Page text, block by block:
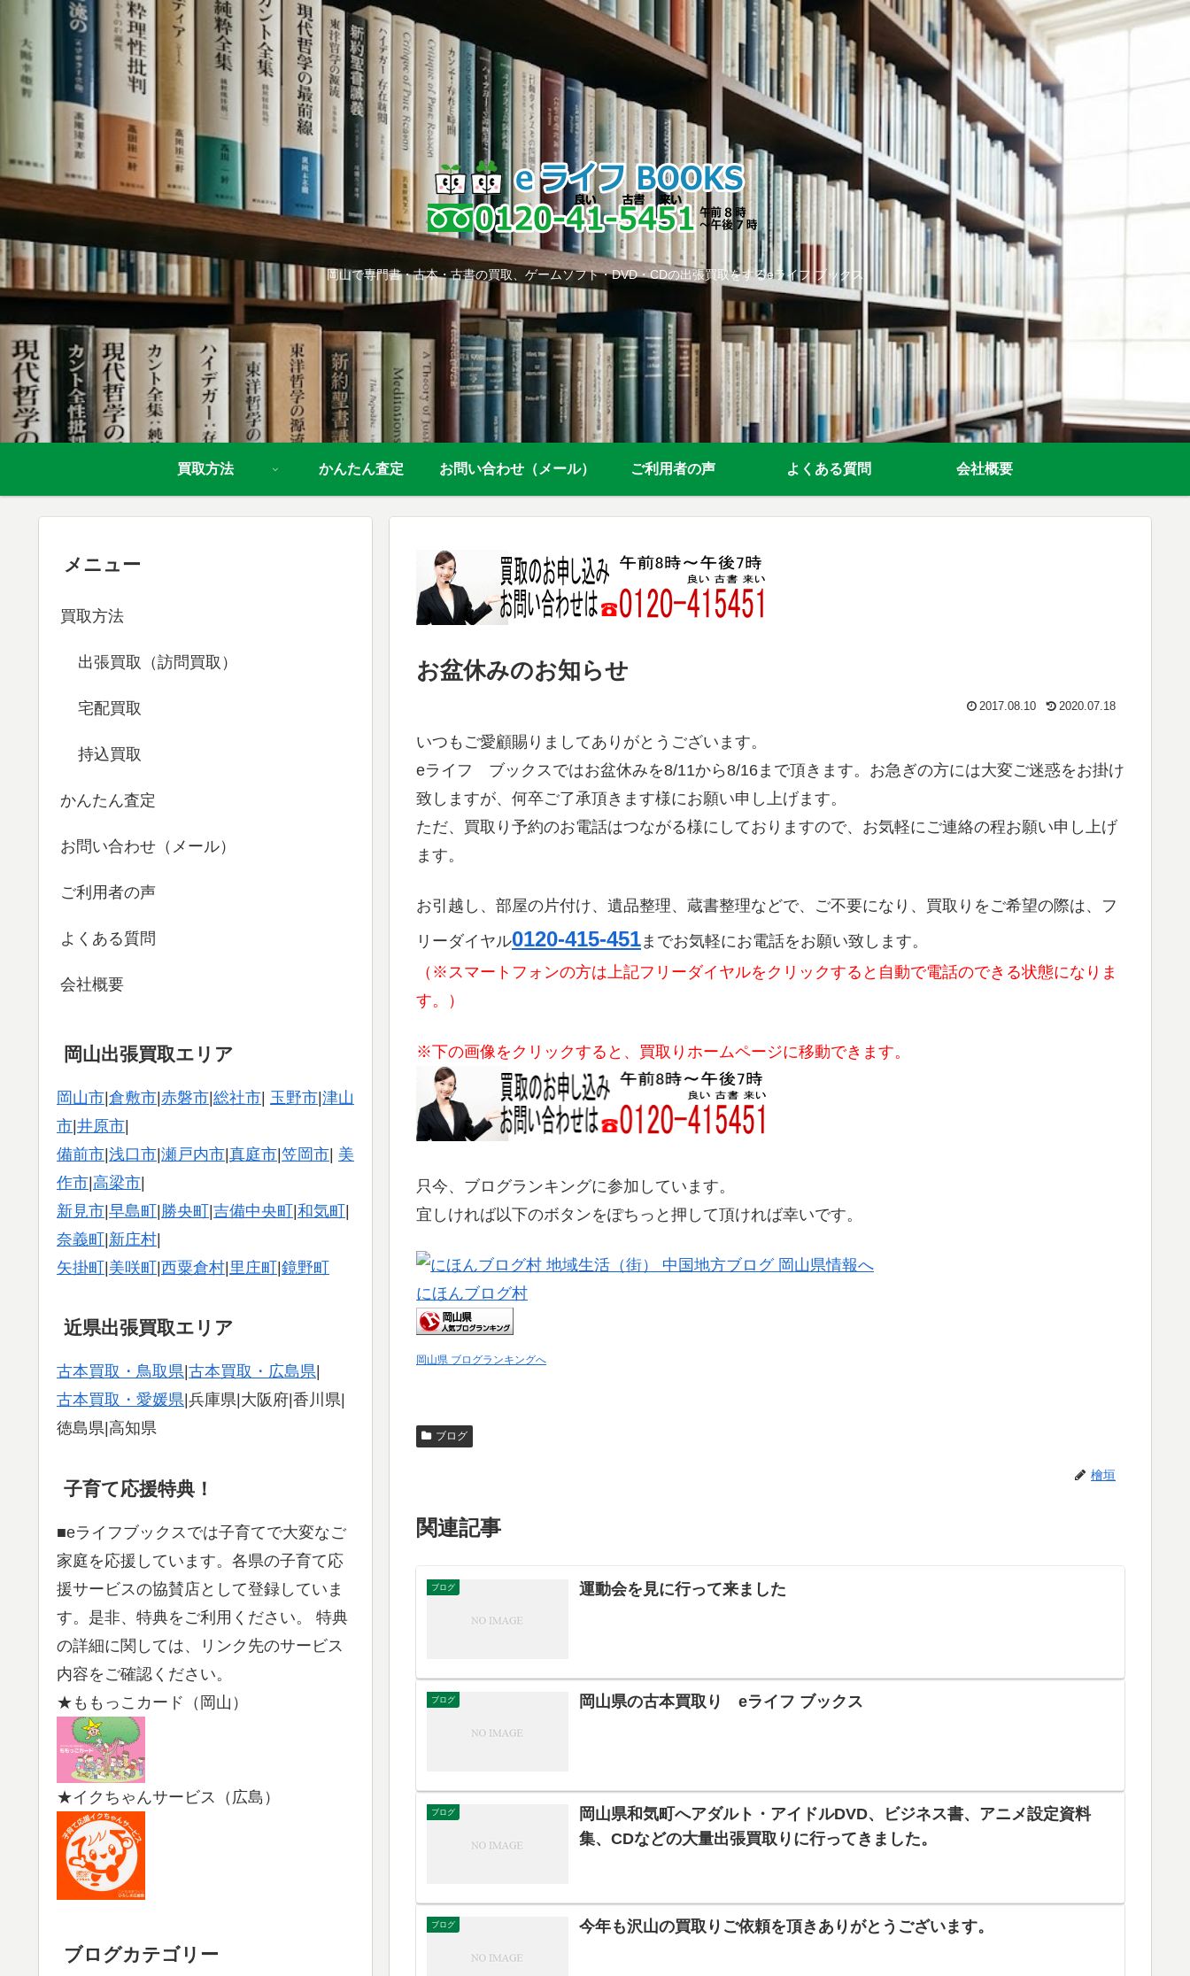
岡山で専門書・古本・古書の買取、ゲームソフト・DVD・CDの出張買取をするeライフ ブックス
買取方法 かんたん査定 お問い合わせ（メール） ご利用者の声 よくある質問 会社概要
お盆休みのお知らせ
2017.08.10 2020.07.18
いつもご愛顧賜りましてありがとうございます。
eライフ ブックスではお盆休みを8/11から8/16まで頂きます。お急ぎの方には大変ご迷惑をお掛け
致しますが、何卒ご了承頂きます様にお願い申し上げます。
ただ、買取り予約のお電話はつながる様にしておりますので、お気軽にご連絡の程お願い申し上げ
ます。
お引越し、部屋の片付け、遺品整理、蔵書整理などで、ご不要になり、買取りをご希望の際は、フ
リーダイヤル0120-415-451までお気軽にお電話をお願い致します。
（※スマートフォンの方は上記フリーダイヤルをクリックすると自動で電話のできる状態になりま
す。）
※下の画像をクリックすると、買取りホームページに移動できます。
只今、ブログランキングに参加しています。
宜しければ以下のボタンをぽちっと押して頂ければ幸いです。
にほんブログ村
岡山県 ブログランキングへ
ブログ
檜垣
関連記事
ブログ 運動会を見に行って来ました
ブログ 岡山県の古本買取り eライフ ブックス
ブログ
岡山県和気町へアダルト・アイドルDVD、ビジネス書、アニメ設定資料
集、CDなどの大量出張買取りに行ってきました。
ブログ 今年も沢山の買取りご依頼を頂きありがとうございます。
メニュー
買取方法
出張買取（訪問買取）
宅配買取
持込買取
かんたん査定
お問い合わせ（メール）
ご利用者の声
よくある質問
会社概要
岡山出張買取エリア
岡山市|倉敷市|赤磐市|総社市| 玉野市|津山
市|井原市|
備前市|浅口市|瀬戸内市|真庭市|笠岡市| 美
作市|高梁市|
新見市|早島町| 勝央町|吉備中央町|和気町|
奈義町|新庄村|
矢掛町|美咲町|西粟倉村| 里庄町|鏡野町
近県出張買取エリア
古本買取・鳥取県 古本買取・広島県
古本買取・愛媛県 |兵庫県|大阪府|香川県|
徳島県|高知県
子育て応援特典！
■eライフブックスでは子育てで大変なご
家庭を応援しています。各県の子育て応
援サービスの協賛店として登録していま
す。是非、特典をご利用ください。 特典
の詳細に関しては、リンク先のサービス
内容をご確認ください。
★ももっこカード（岡山）
★イクちゃんサービス（広島）
ブログカテゴリー